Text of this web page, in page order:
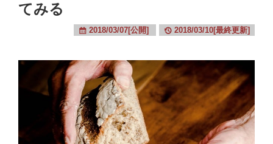
てみる
2018/03/07[公開] 2018/03/10[最終更新]